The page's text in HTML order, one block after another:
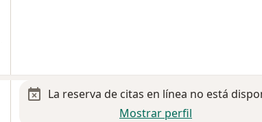
La reserva de citas en línea no está
Mostrar perfil